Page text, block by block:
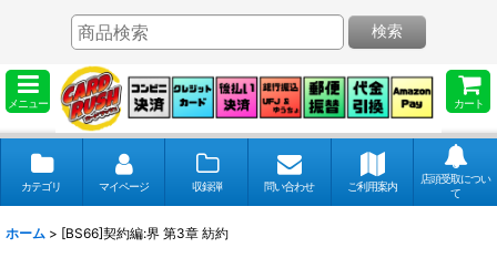
メニュー カート
検索
カテゴリ マイページ 収録弾 問い合わせ ご利用案内
店頭受取につい
て
ホーム > [BS66]契約編:界 第3章 紡約